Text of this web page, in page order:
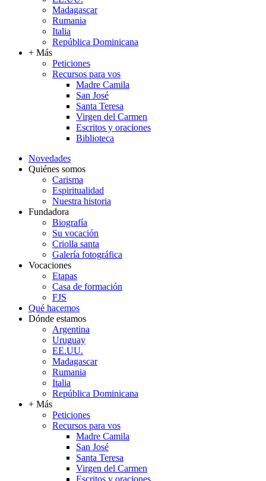
Madagascar
Rumania
Italia
República Dominicana
+ Más
Peticiones
Recursos para vos
Madre Camila
San José
Santa Teresa
Virgen del Carmen
Escritos y oraciones
Biblioteca
Novedades
Quiénes somos
Carisma
Espiritualidad
Nuestra historia
Fundadora
Biografía
Su vocación
Criolla santa
Galería fotográfica
Vocaciones
Etapas
Casa de formación
FJS
Qué hacemos
Dónde estamos
Argentina
Uruguay
EE.UU.
Madagascar
Rumania
Italia
República Dominicana
+ Más
Peticiones
Recursos para vos
Madre Camila
San José
Santa Teresa
Virgen del Carmen
Escritos y oraciones